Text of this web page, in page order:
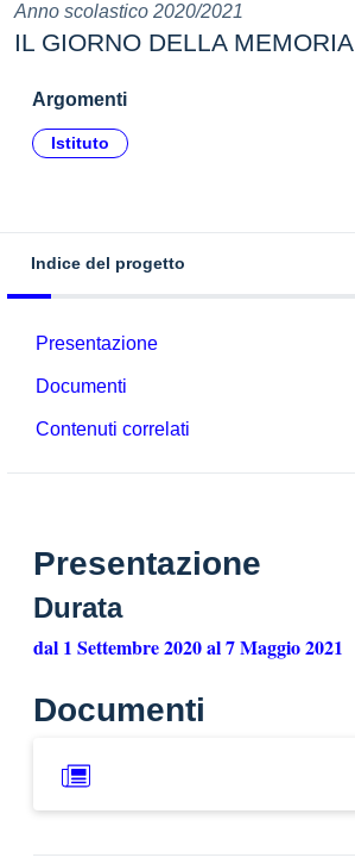
Anno scolastico 2020/2021
IL GIORNO DELLA MEMORIA
Argomenti
Istituto
Indice del progetto
Presentazione
Documenti
Contenuti correlati
Presentazione
Durata
dal 1 Settembre 2020 al 7 Maggio 2021
Documenti